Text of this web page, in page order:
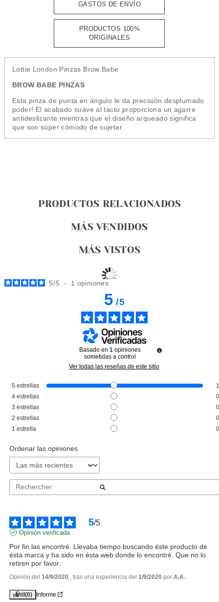
GASTOS DE ENVÍO
PRODUCTOS 100%
ORIGINALES
Lottie London Pinzas Brow Babe
BROW BABE PINZAS
Esta pinza de punta en ángulo le da precisión desplumado
poder! El acabado suave al tacto proporciona un agarre
antideslizante mientras que el diseño arqueado significa
que son súper cómodo de sujetar.
PRODUCTOS RELACIONADOS
MÁS VENDIDOS
MÁS VISTOS
ESSENCE
ESSENCE GOLDEN DAYS
AHEAD JOYAS FACIALES MIX &
MATCH
5/5 - 1 opiniones
5/5
Basado en 1 opiniones
sometidas a control
Ver todas las reseñas de este sitio
5 estrellas
4 estrellas
3 estrellas
2 estrellas
1 estrella
Ordenar las opiniones
5/5
Opinión verificada
Por fin las encontré. Llevaba tiempo buscando éste producto de
ésta marca y ha sido en ésta web donde lo encontré. Que no lo
retiren por favor.
Opinión del 14/9/2020 , tras una experiencia del 1/9/2020 por A.A.
Útil (0) Informe